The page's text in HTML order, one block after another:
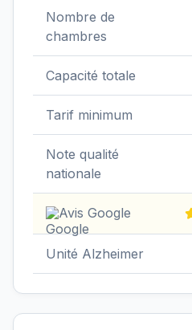
Nombre de
chambres
Capacité totale
Tarif minimum
Note qualité
nationale
Avis Google
Unité Alzheimer